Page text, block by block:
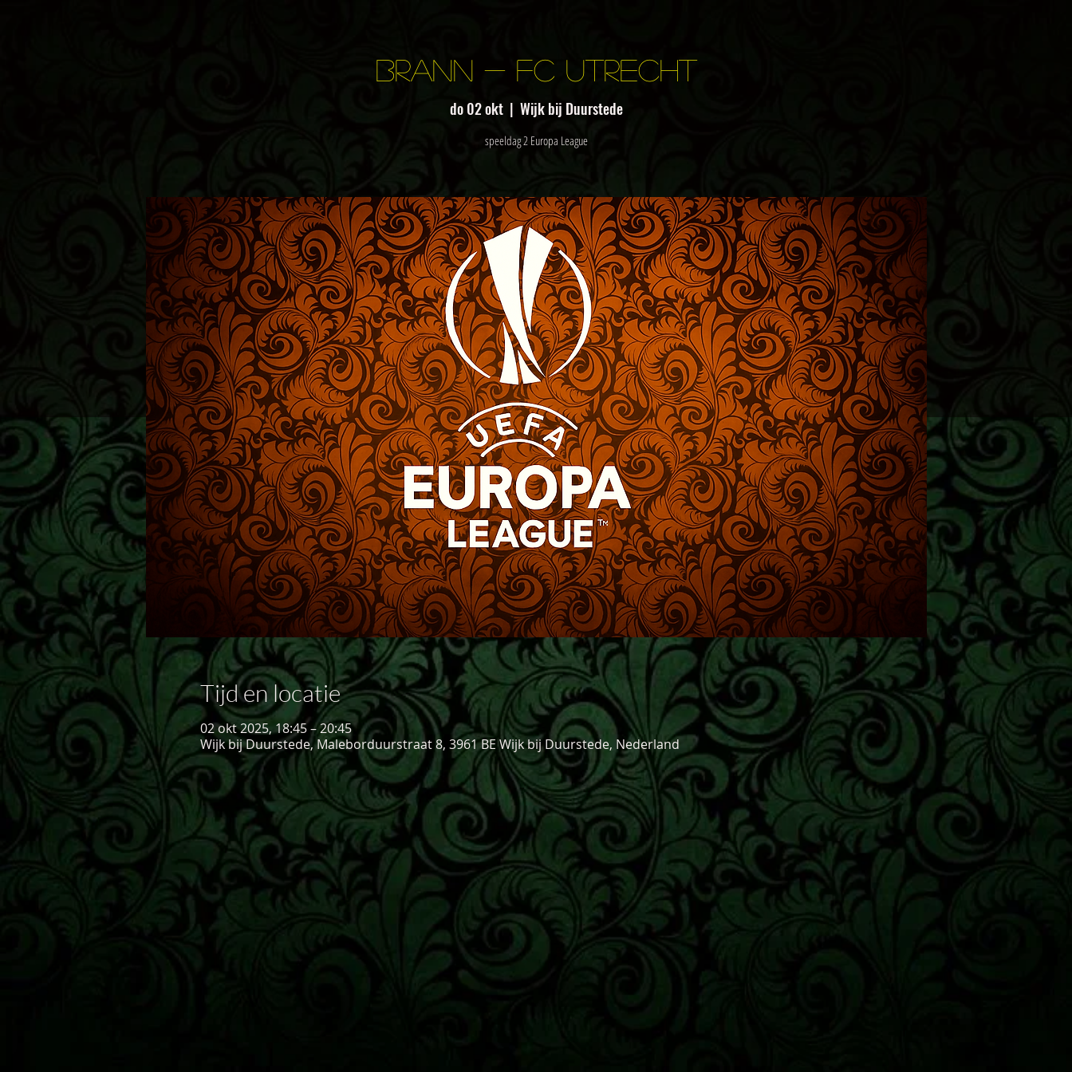
Brann - Fc Utrecht
do 02 okt
  |
Wijk bij Duurstede
speeldag 2 Europa League
Tijd en locatie
02 okt 2025, 18:45 – 20:45
Wijk bij Duurstede, Maleborduurstraat 8, 3961 BE Wijk bij Duurstede, Nederland